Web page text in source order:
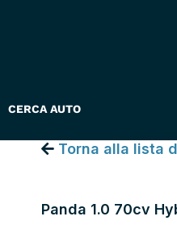
CERCA AUTO
Torna alla lista
Panda 1.0 70cv